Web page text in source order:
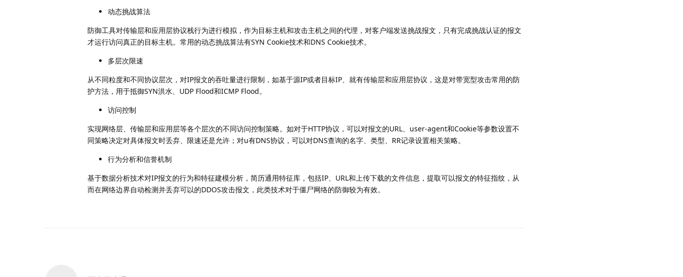
动态挑战算法
防御工具对传输层和应用层协议栈行为进行模拟，作为目标主机和攻击主机之间的代理，对客户端发送挑战报文，只有完成挑战认证的报文
才运行访问真正的目标主机。常用的动态挑战算法有SYN Cookie技术和DNS Cookie技术。
多层次限速
从不同粒度和不同协议层次，对IP报文的吞吐量进行限制，如基于源IP或者目标IP、就有传输层和应用层协议，这是对带宽型攻击常用的防
护方法，用于抵御SYN洪水、UDP Flood和ICMP Flood。
访问控制
实现网络层、传输层和应用层等各个层次的不同访问控制策略。如对于HTTP协议，可以对报文的URL、user-agent和Cookie等参数设置不
同策略决定对具体报文时丢弃、限速还是允许；对u有DNS协议，可以对DNS查询的名字、类型、RR记录设置相关策略。
行为分析和信誉机制
基于数据分析技术对IP报文的行为和特征建模分析，简历通用特征库，包括IP、URL和上传下载的文件信息，提取可以报文的特征指纹，从
而在网络边界自动检测并丢弃可以的DDOS攻击报文，此类技术对于僵尸网络的防御较为有效。